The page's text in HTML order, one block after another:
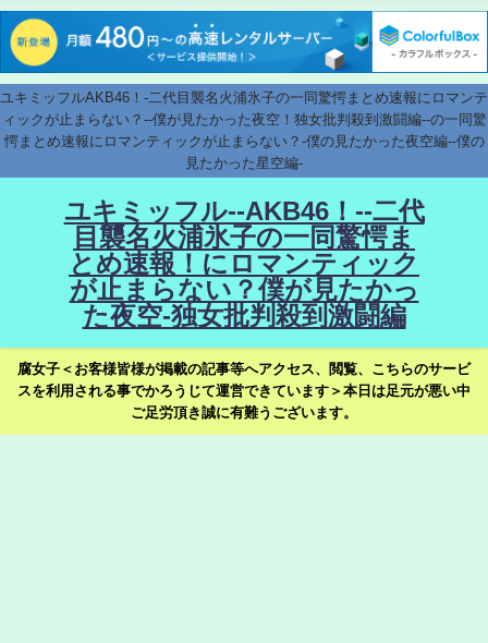
ユキミッフルAKB46！-二代目襲名火浦氷子の一同驚愕まとめ速報にロマンテ
ィックが止まらない？--僕が見たかった夜空！独女批判殺到激闘編--の一同驚
愕まとめ速報にロマンティックが止まらない？-僕の見たかった夜空編--僕の
見たかった星空編-
ユキミッフル--AKB46！--二代
目襲名火浦氷子の一同驚愕ま
とめ速報！にロマンティック
が止まらない？僕が見たかっ
た夜空-独女批判殺到激闘編
腐女子＜お客様皆様が掲載の記事等へアクセス、閲覧、こちらのサービ
スを利用される事でかろうじて運営できています＞本日は足元が悪い中
ご足労頂き誠に有難うございます。